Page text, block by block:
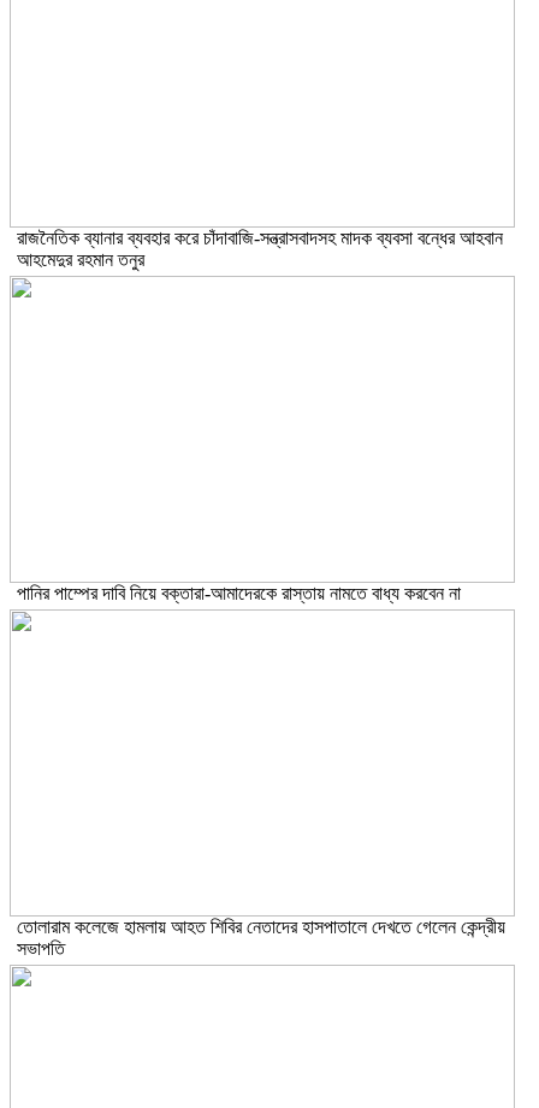
রাজনৈতিক ব্যানার ব্যবহার করে চাঁদাবাজি-সন্ত্রাসবাদসহ মাদক ব্যবসা বন্ধের আহবান
আহমেদুর রহমান তনুর
পানির পাম্পের দাবি নিয়ে বক্তারা-আমাদেরকে রাস্তায় নামতে বাধ্য করবেন না
তোলারাম কলেজে হামলায় আহত শিবির নেতাদের হাসপাতালে দেখতে গেলেন কেন্দ্রীয়
সভাপতি